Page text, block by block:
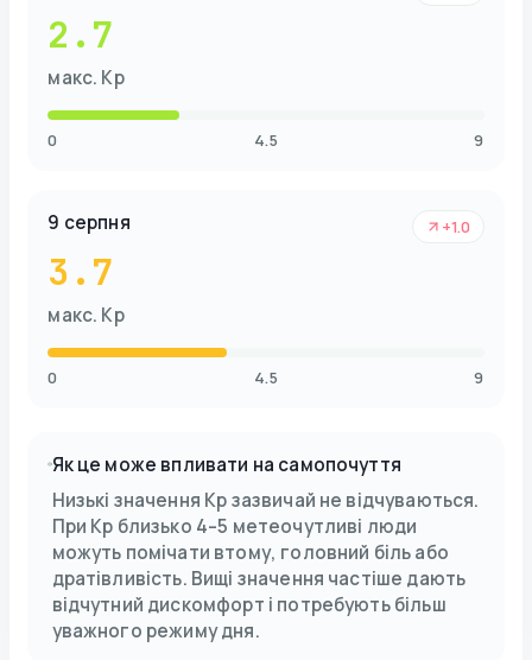
2.7
макс. Kp
0 4.5 9
9 серпня
3.7
макс. Kp
+1.0
0 4.5 9
Як це може впливати на самопочуття
Низькі значення Kp зазвичай не відчуваються.
При Kp близько 4–5 метеочутливі люди
можуть помічати втому, головний біль або
дратівливість. Вищі значення частіше дають
відчутний дискомфорт і потребують більш
уважного режиму дня.